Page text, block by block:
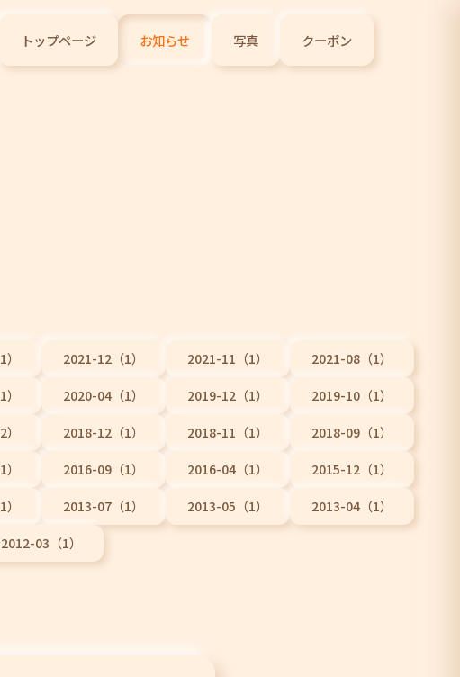
トップページ お知らせ 写真 クーポン
2021-12（1） 2021-11（1） 2021-08（1）
2020-04（1） 2019-12（1） 2019-10（1）
2018-12（1） 2018-11（1） 2018-09（1）
2016-09（1） 2016-04（1） 2015-12（1）
2013-07（1） 2013-05（1） 2013-04（1）
2012-03（1）